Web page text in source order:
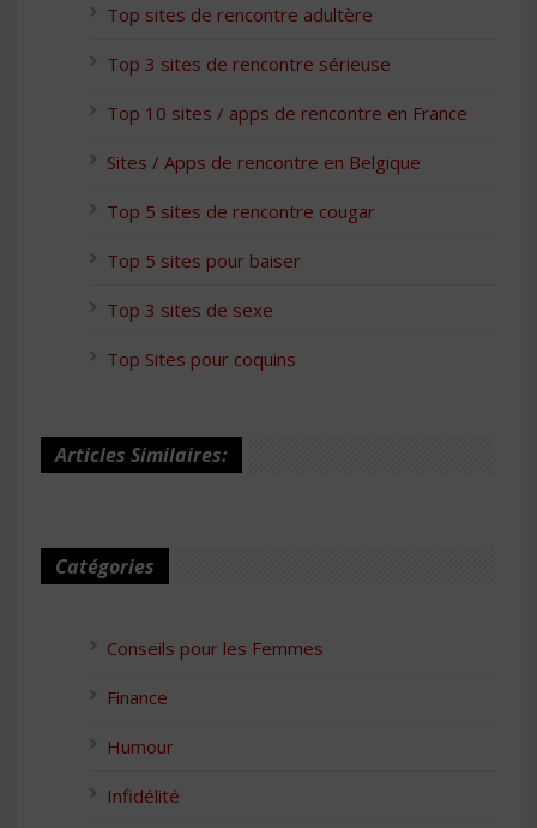
Top sites de rencontre adultère
Top 3 sites de rencontre sérieuse
Top 10 sites / apps de rencontre en France
Sites / Apps de rencontre en Belgique
Top 5 sites de rencontre cougar
Top 5 sites pour baiser
Top 3 sites de sexe
Top Sites pour coquins
Articles Similaires:
Catégories
Conseils pour les Femmes
Finance
Humour
Infidélité